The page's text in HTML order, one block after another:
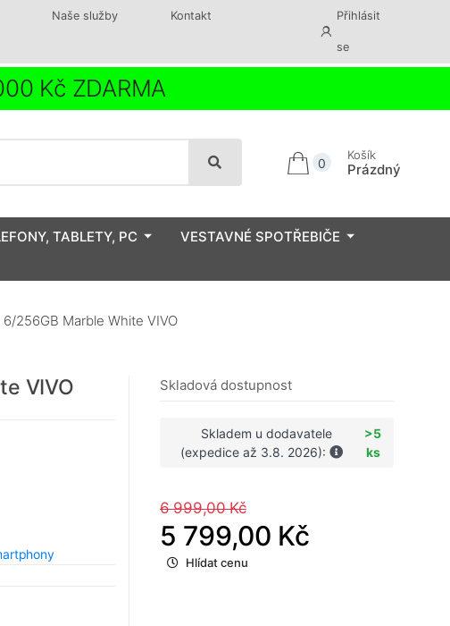
Naše služby Kontakt Přihlásit
se
Kč ZDARMA
0
Košík
Prázdný
TABLETY, PC
VESTAVNÉ SPOTŘEBIČE
6/256GB Marble White VIVO
VIVO Skladová dostupnost
Skladem u dodavatele
(expedice až 3.8. 2026):
>5
ks
6 999,00 Kč
5 799,00 Kč
Hlídat cenu